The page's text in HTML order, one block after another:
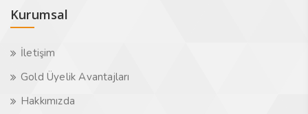
Kurumsal
İletişim
Gold Üyelik Avantajları
Hakkımızda